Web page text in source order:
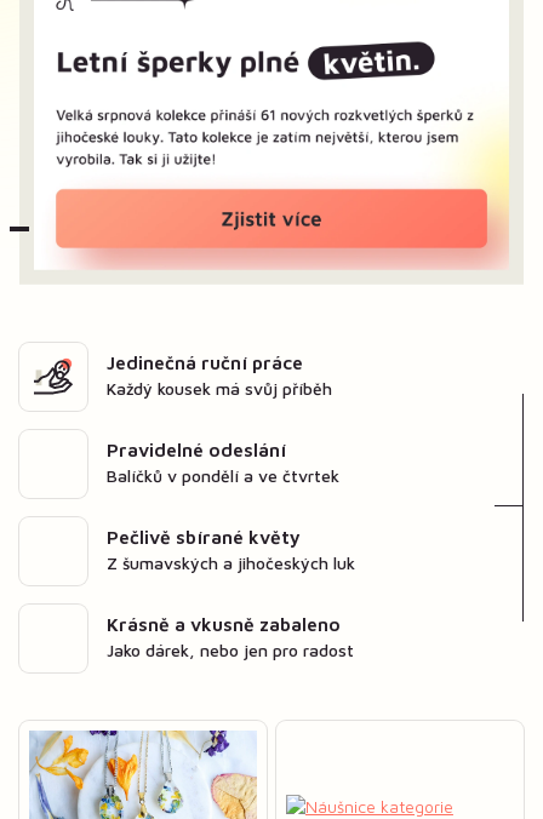
Jedinečná ruční práce
Každý kousek má svůj příběh
Pravidelné odeslání
Balíčků v pondělí a ve čtvrtek
Pečlivě sbírané květy
Z šumavských a jihočeských luk
Krásně a vkusně zabaleno
Jako dárek, nebo jen pro radost